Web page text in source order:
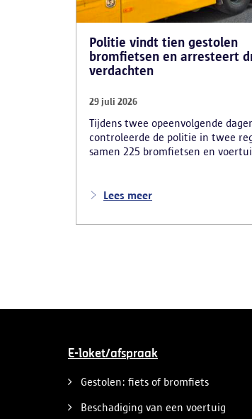
Politie vindt tien gestolen
bromfietsen en arresteert
verdachten
29 juli 2026
Tijdens twee opeenvolgende
controleerde de politie in twee
samen 225 bromfietsen en
teruggevonden en zestien
arresteerde de politie ook drie
Lees meer
E-loket/afspraak
Gestolen: fiets of bromfiets
Beschadiging van een voertuig